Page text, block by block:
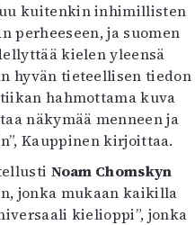
kuitenkin inhimillisten
perheeseen, ja suomen
kielen yleensä
hyvän tieteellisen tiedon
hahmottama kuva
näkymää menneen ja
Kauppinen kirjoittaa.
Noam Chomskyn
jonka mukaan kaikilla
kielioppi”, jonka